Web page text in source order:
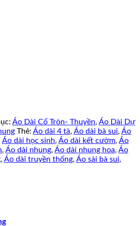
Áo Dài Cổ Tròn- Thuyền, Áo Dài Dự
Thẻ: Áo dài 4 tà, Áo dài bà sui, Áo
Áo dài học sinh, Áo dài kết cườm, Áo
, Áo dài nhung, Áo dài nhung hoa, Áo
, Áo dài truyền thống, Áo sài bà sui,